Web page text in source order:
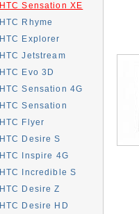
HTC Sensation XE
HTC Rhyme
HTC Explorer
HTC Jetstream
HTC Evo 3D
HTC Sensation 4G
HTC Sensation
HTC Flyer
HTC Desire S
HTC Inspire 4G
HTC Incredible S
HTC Desire Z
HTC Desire HD